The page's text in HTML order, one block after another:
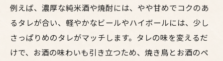
例えば、濃厚な純米酒や焼酎には、やや甘めでコクのあ
るタレが合い、軽やかなビールやハイボールには、少し
さっぱりめのタレがマッチします。タレの味を変えるだ
けで、お酒の味わいも引き立つため、焼き鳥とお酒のペ